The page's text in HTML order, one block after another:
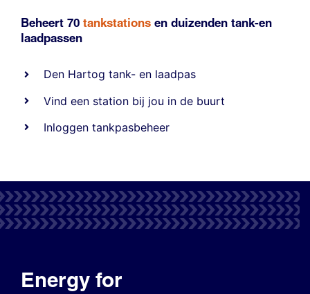
Beheert 70 tankstations en duizenden tank-en
laadpassen
Den Hartog tank- en laadpas
Vind een station bij jou in de buurt
Inloggen tankpasbeheer
Energy for